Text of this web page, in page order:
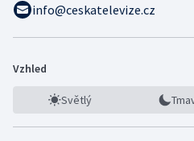
info@ceskatelevize.cz
Vzhled
Světlý